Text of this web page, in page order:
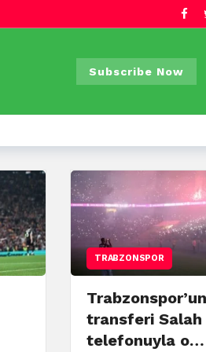
Subscribe Now
TRABZONSPOR
transferi Salah
telefonuyla o…